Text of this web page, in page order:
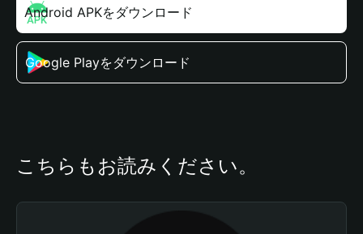
Android APKをダウンロード
Google Playをダウンロード
こちらもお読みください。